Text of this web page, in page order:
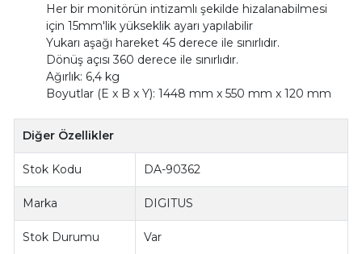
Her bir monitörün intizamlı şekilde hizalanabilmesi
için 15mm'lik yükseklik ayarı yapılabilir
Yukarı aşağı hareket 45 derece ile sınırlıdır.
Dönüş açısı 360 derece ile sınırlıdır.
Ağırlık: 6,4 kg
Boyutlar (E x B x Y): 1448 mm x 550 mm x 120 mm
Diğer Özellikler
Stok Kodu DA-90362
Marka DIGITUS
Stok Durumu Var